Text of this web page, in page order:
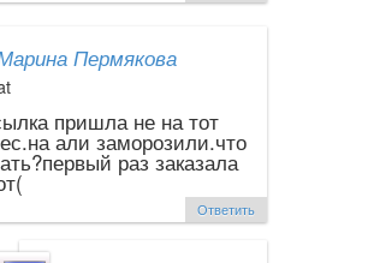
Пермякова
пришла не на тот
али заморозили.что
раз заказала
Ответить